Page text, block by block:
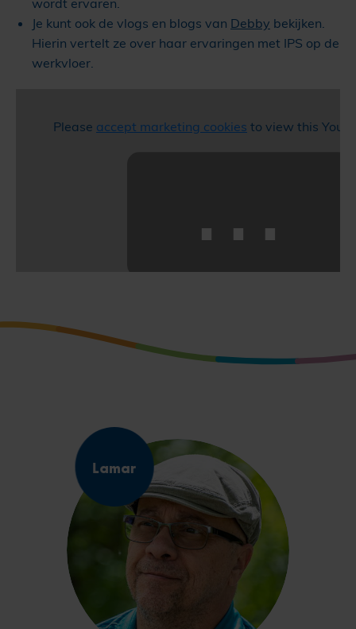
wordt ervaren.
Je kunt ook de vlogs en blogs van Debby bekijken.
Hierin vertelt ze over haar ervaringen met IPS op de
werkvloer.
⋯
Please accept marketing cookies to view this
Lamar